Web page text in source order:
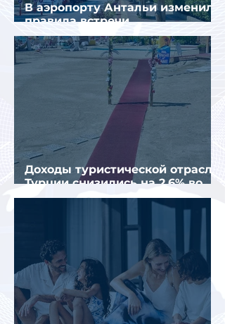
В аэропорту Антальи изменили
правила встречи
организованных туристов
Доходы туристической отрасли
Турции снизились на 2,6% во
втором квартале 2026 года